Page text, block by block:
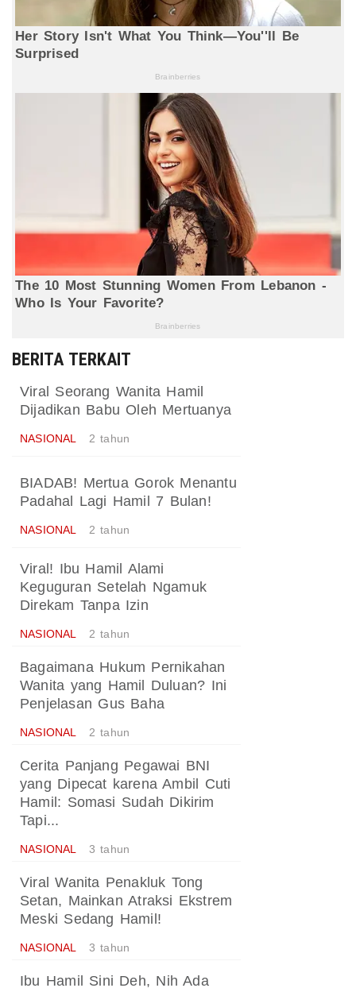
BERITA TERKAIT
Viral Seorang Wanita Hamil
Dijadikan Babu Oleh Mertuanya
NASIONAL 2 tahun
BIADAB! Mertua Gorok Menantu
Padahal Lagi Hamil 7 Bulan!
NASIONAL 2 tahun
Viral! Ibu Hamil Alami
Keguguran Setelah Ngamuk
Direkam Tanpa Izin
NASIONAL 2 tahun
Bagaimana Hukum Pernikahan
Wanita yang Hamil Duluan? Ini
Penjelasan Gus Baha
NASIONAL 2 tahun
Cerita Panjang Pegawai BNI
yang Dipecat karena Ambil Cuti
Hamil: Somasi Sudah Dikirim
Tapi...
NASIONAL 3 tahun
Viral Wanita Penakluk Tong
Setan, Mainkan Atraksi Ekstrem
Meski Sedang Hamil!
NASIONAL 3 tahun
Ibu Hamil Sini Deh, Nih Ada